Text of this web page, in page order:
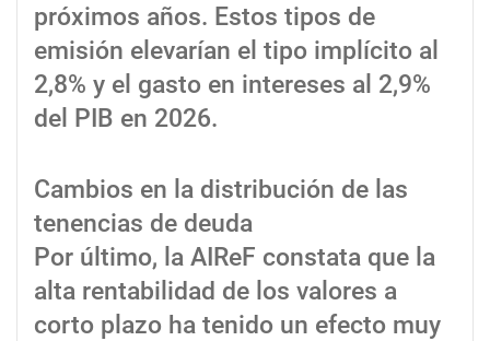
próximos años. Estos tipos de
emisión elevarían el tipo implícito al
2,8% y el gasto en intereses al 2,9%
del PIB en 2026.
Cambios en la distribución de las
tenencias de deuda
Por último, la AIReF constata que la
alta rentabilidad de los valores a
corto plazo ha tenido un efecto muy